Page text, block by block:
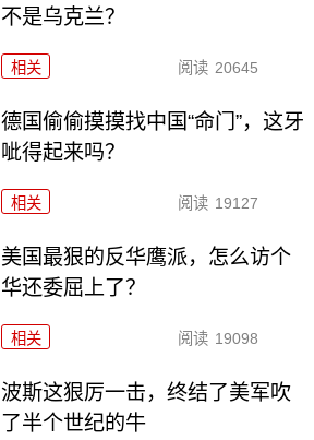
不是乌克兰？
相关 阅读 20645
德国偷偷摸摸找中国“命门”，这牙
呲得起来吗？
相关 阅读 19127
美国最狠的反华鹰派，怎么访个
华还委屈上了？
相关 阅读 19098
波斯这狠厉一击，终结了美军吹
了半个世纪的牛